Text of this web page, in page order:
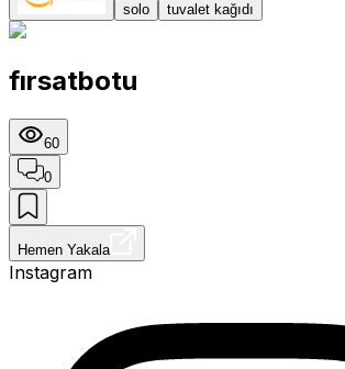
solo tuvalet kağıdı
fırsatbotu
60
0
Hemen Yakala
Instagram